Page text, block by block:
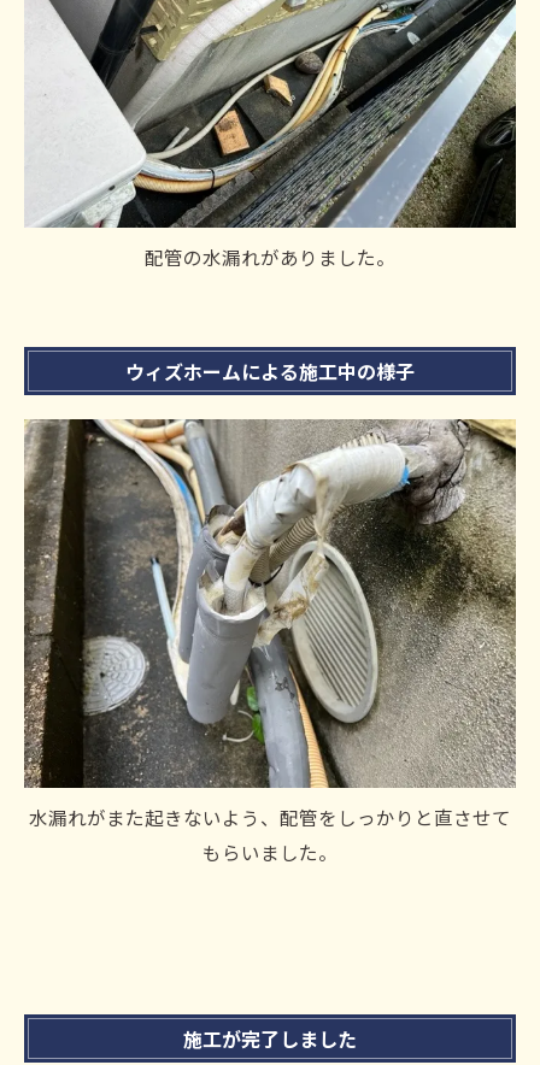
配管の水漏れがありました。
ウィズホームによる施工中の様子
水漏れがまた起きないよう、配管をしっかりと直させて
もらいました。
施工が完了しました